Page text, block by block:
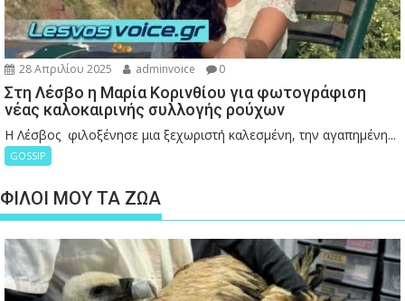
28 Απριλίου 2025 adminvoice 0
Στη Λέσβο η Μαρία Κορινθίου για φωτογράφιση
νέας καλοκαιρινής συλλογής ρούχων
Η Λέσβος φιλοξένησε μια ξεχωριστή καλεσμένη, την αγαπημένη...
GOSSIP
ΦΙΛΟΙ ΜΟΥ ΤΑ ΖΩΑ